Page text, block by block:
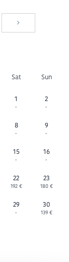
Sat Sun
1
-
2
-
8
-
9
-
15
-
16
-
22
192 €
23
180 €
29
-
30
139 €